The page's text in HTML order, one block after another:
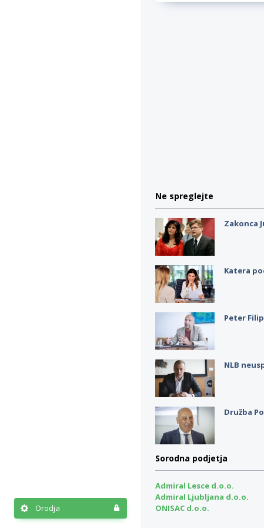
Orodja
Ne spreglejte
Zakonca
Katera
Peter
NLB
Družba
Sorodna podjetja
Admiral Lesce d.o.o.
Admiral Ljubljana d.o.o.
ONISAC d.o.o.